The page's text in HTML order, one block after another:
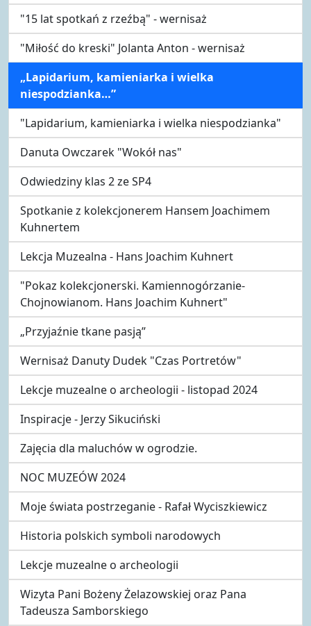
"15 lat spotkań z rzeźbą" - wernisaż
"Miłość do kreski" Jolanta Anton - wernisaż
„Lapidarium, kamieniarka i wielka
niespodzianka…”
"Lapidarium, kamieniarka i wielka niespodzianka"
Danuta Owczarek "Wokół nas"
Odwiedziny klas 2 ze SP4
Spotkanie z kolekcjonerem Hansem Joachimem
Kuhnertem
Lekcja Muzealna - Hans Joachim Kuhnert
"Pokaz kolekcjonerski. Kamiennogórzanie-
Chojnowianom. Hans Joachim Kuhnert"
„Przyjaźnie tkane pasją”
Wernisaż Danuty Dudek "Czas Portretów"
Lekcje muzealne o archeologii - listopad 2024
Inspiracje - Jerzy Sikuciński
Zajęcia dla maluchów w ogrodzie.
NOC MUZEÓW 2024
Moje świata postrzeganie - Rafał Wyciszkiewicz
Historia polskich symboli narodowych
Lekcje muzealne o archeologii
Wizyta Pani Bożeny Żelazowskiej oraz Pana
Tadeusza Samborskiego